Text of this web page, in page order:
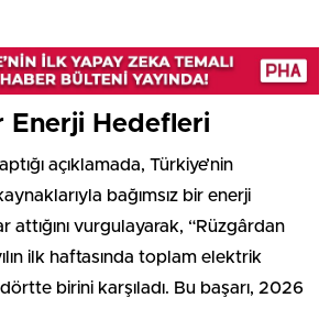
Enerji Hedefleri
açıklamada, Türkiye’nin
bağımsız bir enerji
attığını vurgulayarak, “Rüzgârdan
ilk haftasında toplam elektrik
birini karşıladı. Bu başarı, 2026